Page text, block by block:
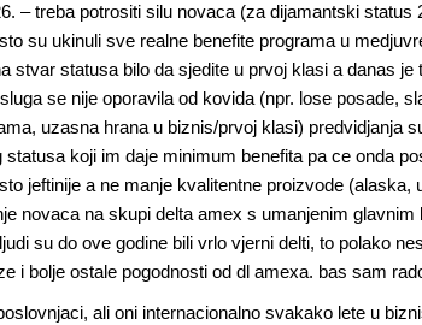
– treba potrositi silu novaca (za dijamantski status
su ukinuli sve realne benefite programa u
stvar statusa bilo da sjedite u prvoj klasi a danas je
se nije oporavila od kovida (npr. lose posade,
uzasna hrana u biznis/prvoj klasi) predvidjanja
statusa koji im daje minimum benefita pa ce onda
jeftinije a ne manje kvalitentne proizvode (alaska,
novaca na skupi delta amex s umanjenim
su do ove godine bili vrlo vjerni delti, to polako
i bolje ostale pogodnosti od dl amexa. bas sam
ali oni internacionalno svakako lete u